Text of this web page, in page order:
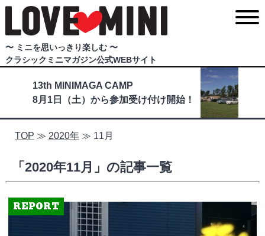
〜 ミニを思いっきり楽しむ 〜
クラシックミニマガジン公式WEBサイト
13th MINIMAGA CAMP
8月1日（土）から参加受け付け開始！
TOP ≫ 2020年≫ 11月
「2020年11月」の記事一覧
REPORT